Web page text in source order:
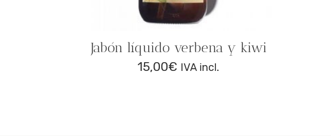
Jabón líquido verbena y kiwi
15,00€ IVA incl.